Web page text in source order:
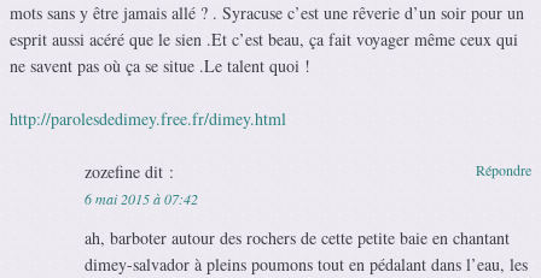
mots sans y être jamais allé ? . Syracuse c’est une rêverie d’un soir pour un
esprit aussi acéré que le sien .Et c’est beau, ça fait voyager même ceux qui
ne savent pas où ça se situe .Le talent quoi !
http://parolesdedimey.free.fr/dimey.html
zozefine dit :
6 mai 2015 à 07:42
ah, barboter autour des rochers de cette petite baie en chantant
dimey-salvador à pleins poumons tout en pédalant dans l’eau, les
Répondre